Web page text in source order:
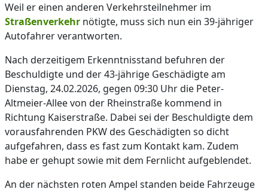
Weil er einen anderen Verkehrsteilnehmer im
Straßenverkehr nötigte, muss sich nun ein 39-jähriger
Autofahrer verantworten.
Nach derzeitigem Erkenntnisstand befuhren der
Beschuldigte und der 43-jährige Geschädigte am
Dienstag, 24.02.2026, gegen 09:30 Uhr die Peter-
Altmeier-Allee von der Rheinstraße kommend in
Richtung Kaiserstraße. Dabei sei der Beschuldigte dem
vorausfahrenden PKW des Geschädigten so dicht
aufgefahren, dass es fast zum Kontakt kam. Zudem
habe er gehupt sowie mit dem Fernlicht aufgeblendet.
An der nächsten roten Ampel standen beide Fahrzeuge